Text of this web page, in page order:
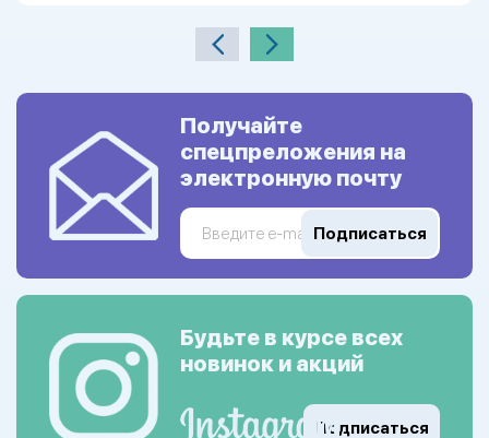
Получайте
спецпреложения на
электронную почту
Подписаться
Будьте в курсе всех
новинок и акций
Подписаться